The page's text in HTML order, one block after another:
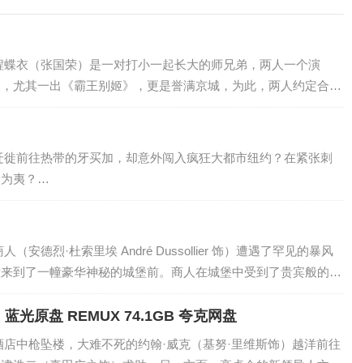
尤其一出《霸王别姬》，更是誉满京城，为此，两人约定合演
为夷？…
到了一幢豪华神秘的城堡前。商人在城堡中受到了贵宾般的优
【电影】疾速追杀4（2023）蓝光原盘 REMUX 74.1GB 夸克网盘